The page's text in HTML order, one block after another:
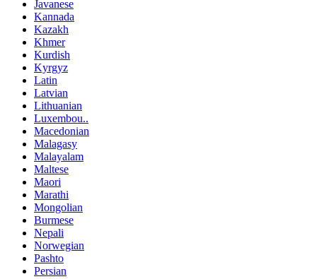
Javanese
Kannada
Kazakh
Khmer
Kurdish
Kyrgyz
Latin
Latvian
Lithuanian
Luxembou..
Macedonian
Malagasy
Malayalam
Maltese
Maori
Marathi
Mongolian
Burmese
Nepali
Norwegian
Pashto
Persian